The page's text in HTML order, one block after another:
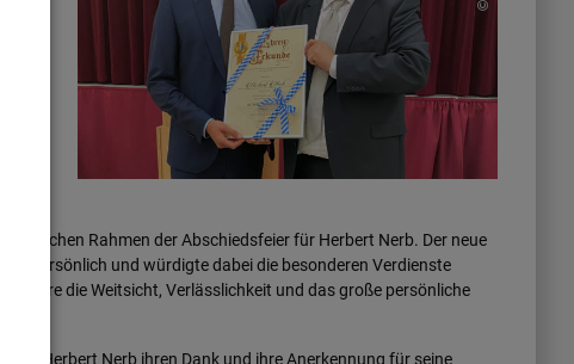
Rahmen der Abschiedsfeier für Herbert Nerb. Der neue
persönlich und würdigte dabei die besonderen Verdienste
die Weitsicht, Verlässlichkeit und das große persönliche
Herbert Nerb ihren Dank und ihre Anerkennung für seine